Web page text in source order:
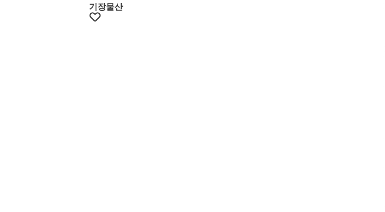
기장물산